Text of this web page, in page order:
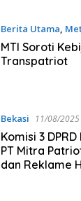
Berita Utama,
MTI Soroti
Transpatriot
Bekasi 11/08/2025
Komisi 3
PT Mitra
dan Reklame